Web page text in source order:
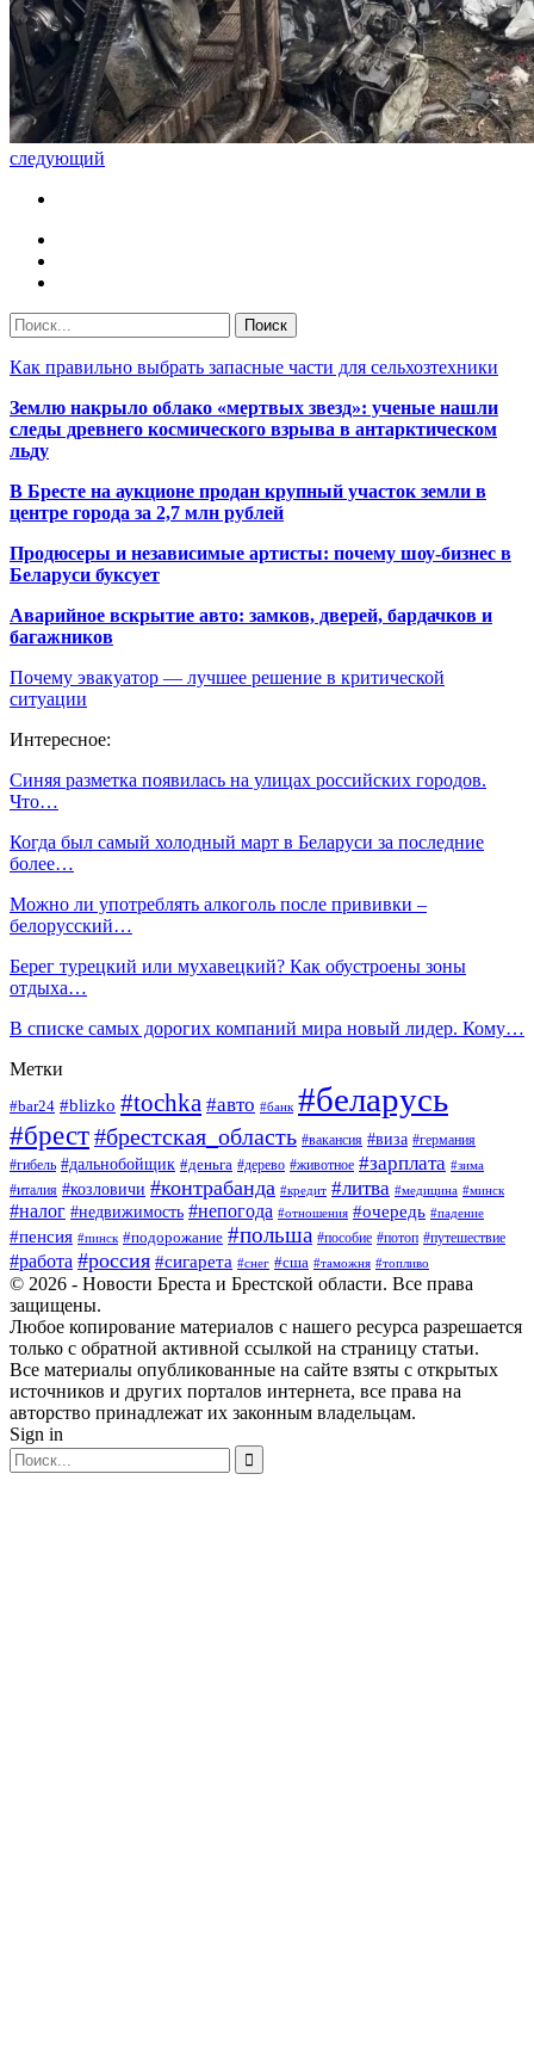
следующий
Как правильно выбрать запасные части для сельхозтехники
Землю накрыло облако «мертвых звезд»: ученые нашли
следы древнего космического взрыва в антарктическом
льду
В Бресте на аукционе продан крупный участок земли в
центре города за 2,7 млн рублей
Продюсеры и независимые артисты: почему шоу-бизнес в
Беларуси буксует
Аварийное вскрытие авто: замков, дверей, бардачков и
багажников
Почему эвакуатор — лучшее решение в критической
ситуации
Интересное:
Синяя разметка появилась на улицах российских городов.
Что…
Когда был самый холодный март в Беларуси за последние
более…
Можно ли употреблять алкоголь после прививки –
белорусский…
Берег турецкий или мухавецкий? Как обустроены зоны
отдыха…
В списке самых дорогих компаний мира новый лидер. Кому…
Метки
#bar24 #blizko #tochka #авто #банк #беларусь
#брест#брестская_область #вакансия #виза #германия
#гибель #дальнобойщик #деньга #дерево #животное #зарплата #зима
#италия #козловичи #контрабанда #кредит #литва #медицина #минск
#налог #недвижимость #непогода #отношения #очередь #падение
#пенсия #пинск #подорожание #польша #пособие #потоп #путешествие
#работа #россия #сигарета #снег #сша #таможня #топливо
© 2026 - Новости Бреста и Брестской области. Все права
защищены.
Любое копирование материалов с нашего ресурса разрешается
только с обратной активной ссылкой на страницу статьи.
Все материалы опубликованные на сайте взяты с открытых
источников и других порталов интернета, все права на
авторство принадлежат их законным владельцам.
Sign in